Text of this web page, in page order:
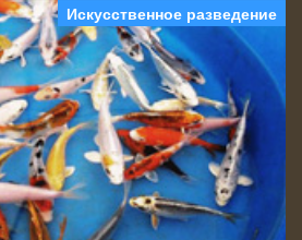
Искусственное разведение